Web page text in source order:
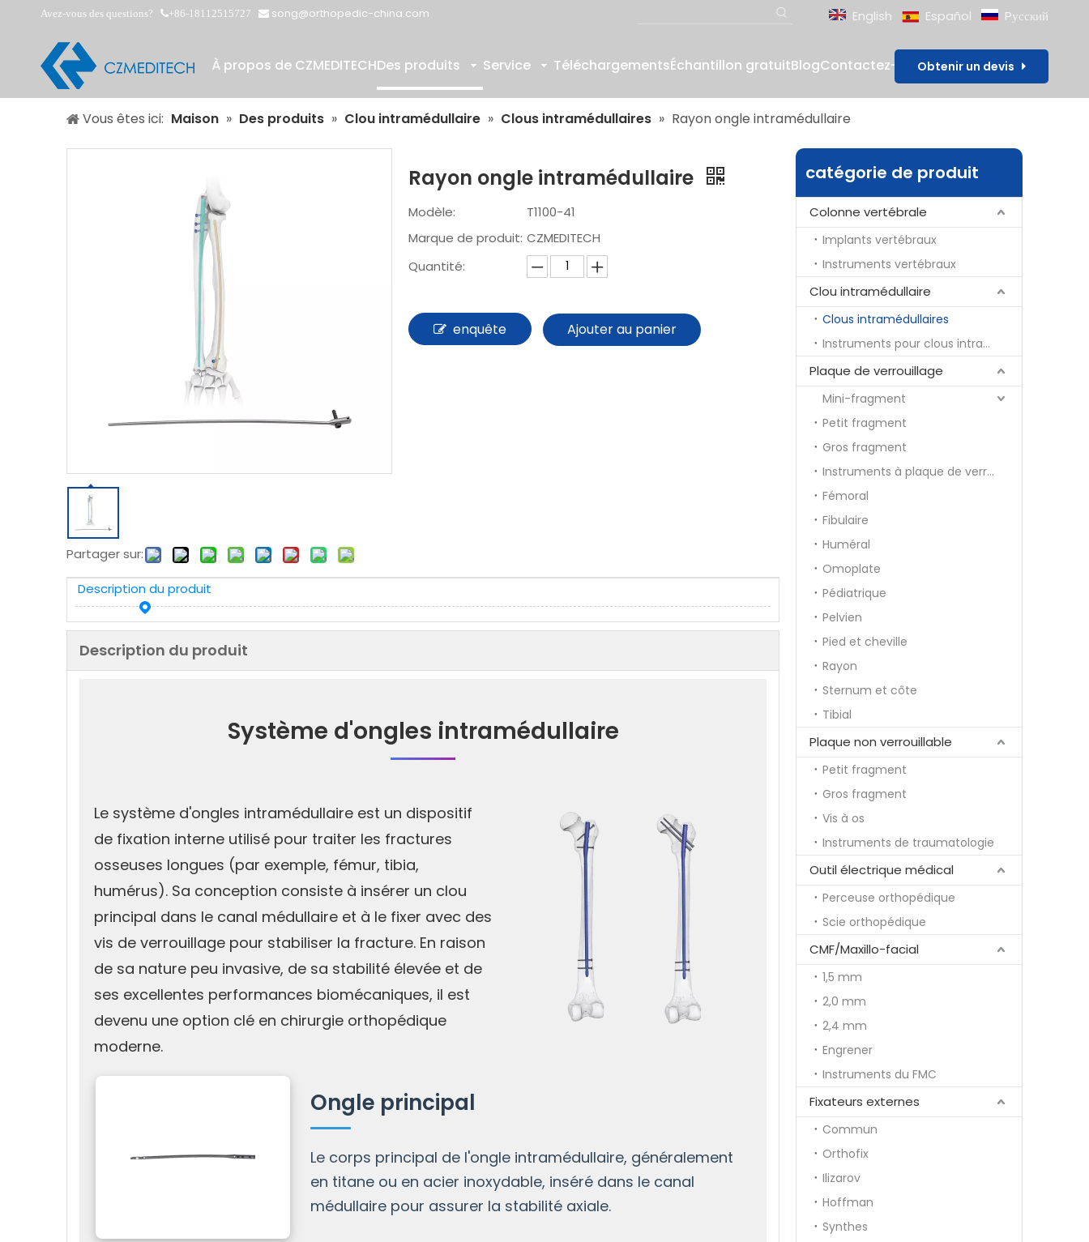
Avez-vous des questions? +86-18112515727  song@orthopedic-china.com English Español Pусский
À propos de CZMEDITECHDes produits Service TéléchargementsÉchantillon gratuitBlogContactez-nousObtenir un devis
Vous êtes ici: Maison » Des produits » Clou intramédullaire » Clous intramédullaires » Rayon ongle intramédullaire
Partager sur:
Rayon ongle intramédullaire
Modèle:
T1100-41
Marque de produit: CZMEDITECH
Quantité:
enquête Ajouter au panier
Description du produit
Description du produit
Système d'ongles intramédullaire
Le système d'ongles intramédullaire est un dispositif
de fixation interne utilisé pour traiter les fractures
osseuses longues (par exemple, fémur, tibia,
humérus). Sa conception consiste à insérer un clou
principal dans le canal médullaire et à le fixer avec des
vis de verrouillage pour stabiliser la fracture. En raison
de sa nature peu invasive, de sa stabilité élevée et de
ses excellentes performances biomécaniques, il est
devenu une option clé en chirurgie orthopédique
moderne.
Ongle principal
Le corps principal de l'ongle intramédullaire, généralement
en titane ou en acier inoxydable, inséré dans le canal
médullaire pour assurer la stabilité axiale.
catégorie de produit
Colonne vertébrale
Implants vertébraux
Instruments vertébraux
Clou intramédullaire
Clous intramédullaires
Instruments pour clous intramédullaires
Plaque de verrouillage
Mini-fragment
Petit fragment
Gros fragment
Instruments à plaque de verrouillage
Fémoral
Fibulaire
Huméral
Omoplate
Pédiatrique
Pelvien
Pied et cheville
Rayon
Sternum et côte
Tibial
Plaque non verrouillable
Petit fragment
Gros fragment
Vis à os
Instruments de traumatologie
Outil électrique médical
Perceuse orthopédique
Scie orthopédique
CMF/Maxillo-facial
1,5 mm
2,0 mm
2,4 mm
Engrener
Instruments du FMC
Fixateurs externes
Commun
Orthofix
Ilizarov
Hoffman
Synthes